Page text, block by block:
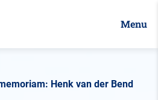
Menu
Henk van der Bend